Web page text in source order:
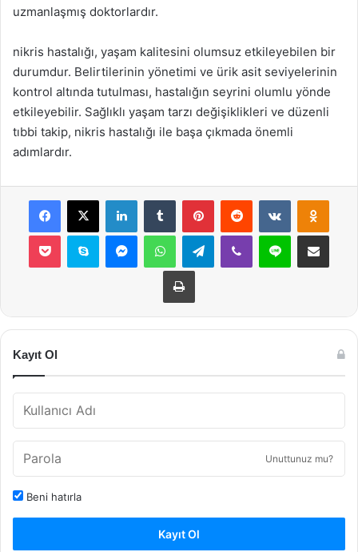
uzmanlaşmış doktorlardır.
nikris hastalığı, yaşam kalitesini olumsuz etkileyebilen bir
durumdur. Belirtilerinin yönetimi ve ürik asit seviyelerinin
kontrol altında tutulması, hastalığın seyrini olumlu yönde
etkileyebilir. Sağlıklı yaşam tarzı değişiklikleri ve düzenli
tıbbi takip, nikris hastalığı ile başa çıkmada önemli
adımlardır.
Facebook
X LinkedInTumblr PinterestReddit VKontakte
Pocket Skype MessengerWhatsAppTelegramViber Line E-Posta ile
Yazdır
Kayıt Ol
Unuttunuz mu?
Beni hatırla
Kayıt Ol